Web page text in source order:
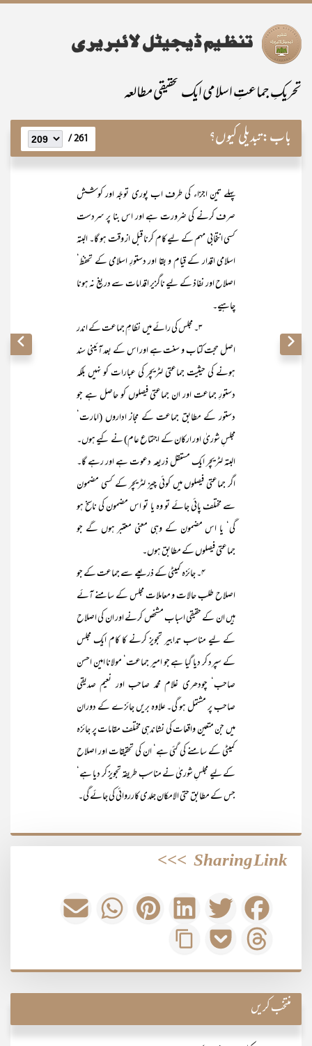
تحریکِ جماعتِ اسلامی ایک تحقیقی مطالعہ
باب:تبدیلی کیوں؟ 261 /
پہلے تین اجزاء کی طرف اب پوری توجّہ اور کوشش
صرف کرنے کی ضرورت ہے اور اس بنا پر سردست
کسی انتخابی مہم کے لیے کام کرنا قبل از وقت ہو گا۔ البتہ
اسلامی اقدار کے قیام و بقا اور دستورِ اسلامی کے تحفظ‘
اصلاح اور نفاذ کے لیے ناگزیر اقدامات سے دریغ نہ ہونا
چاہیے۔
۳۔ مجلس کی رائے میں نظامِ جماعت کے اندر
اصل حجت کتاب و سنت ہے اور اس کے بعد آئینی سند
ہونے کی حیثیت جماعتی لٹریچر کی عبارات کو نہیں بلکہ
دستورِ جماعت اور ان جماعتی فیصلوں کو حاصل ہے جو
دستور کے مطابق جماعت کے مجاز اداروں (امارت‘
مجلسِ شوریٰ اور ارکان کے اجتماع عام) نے کیے ہوں۔
البتہ لٹریچر ایک مستقل ذریعہ دعوت ہے اور رہے گا۔
اگر جماعتی فیصلوں میں کوئی چیز لٹریچر کے کسی مضمون
سے مختلف پائی جائے تو وہ یا تو اس مضمون کی ناسخ ہو
گی‘ یا اس مضمون کے وہی معنی معتبر ہوں گے جو
جماعتی فیصلوں کے مطابق ہوں۔
۴۔ جائزہ کمیٹی کے ذریعے سے جماعت کے جو
اصلاح طلب حالات و معاملات مجلس کے سامنے آئے
ہیں ان کے حقیقی اسباب مشخص کرنے اور ان کی اصلاح
کے لیے مناسب تدابیر تجویز کرنے کا کام ایک مجلس
کے سپرد کر دیا گیا ہے جو امیر جماعت‘ مولانا امین احسن
صاحب‘ چودھری غلام محمد صاحب اور نعیم صدیقی
صاحب پر مشتمل ہو گی۔ علاوہ بریں جائزے کے دوران
میں جن متعین واقعات کی نشاندہی مختلف مقامات پر جائزہ
کمیٹی کے سامنے کی گئی ہے‘ ان کی تحقیقات اور اصلاح
کے لیے مجلسِ شوریٰ نے مناسب طریقہ تجویز کر دیا ہے‘
جس کے مطابق حتی الامکان جلدی کارروائی کی جائے گی۔
Sharing Link
>>>
منتخب کریں